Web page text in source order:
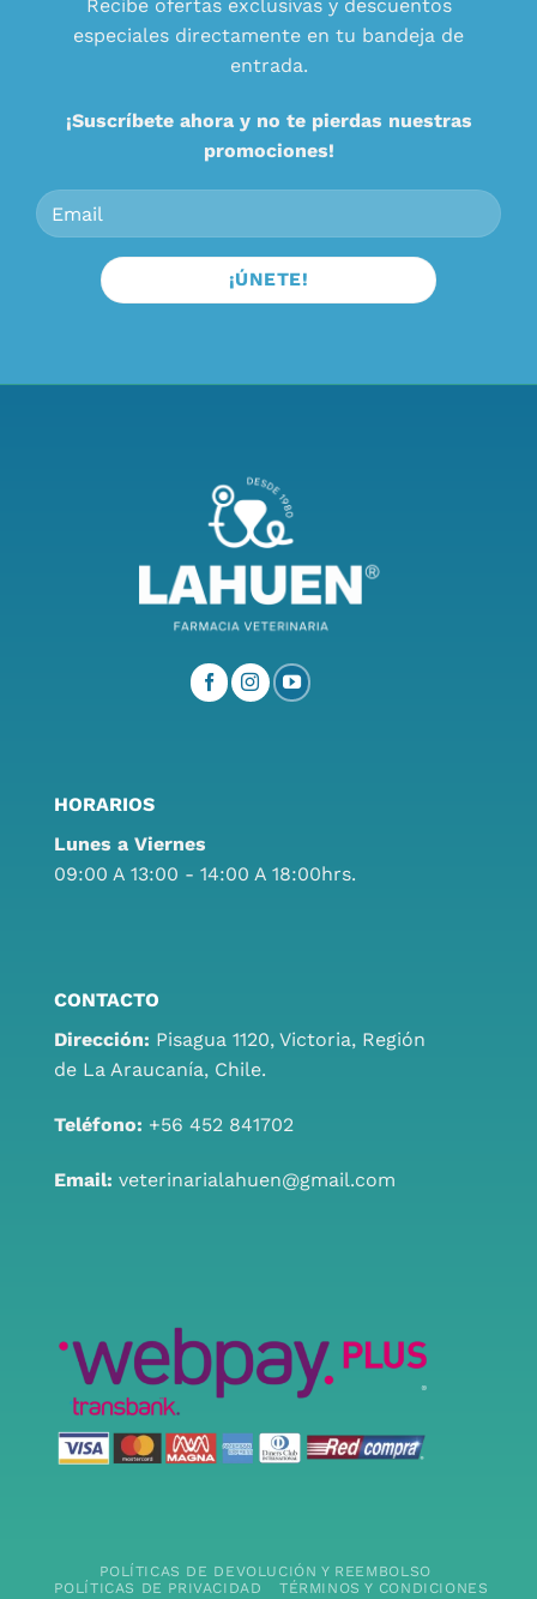
Recibe ofertas exclusivas y descuentos
especiales directamente en tu bandeja de
entrada.
¡Suscríbete ahora y no te pierdas nuestras
promociones!
HORARIOS
Lunes a Viernes
09:00 A 13:00 - 14:00 A 18:00hrs.
CONTACTO
Dirección: Pisagua 1120, Victoria, Región
de La Araucanía, Chile.
Teléfono: +56 452 841702
Email: veterinarialahuen@gmail.com
POLÍTICAS DE DEVOLUCIÓN Y REEMBOLSO
POLÍTICAS DE PRIVACIDAD
TÉRMINOS Y CONDICIONES